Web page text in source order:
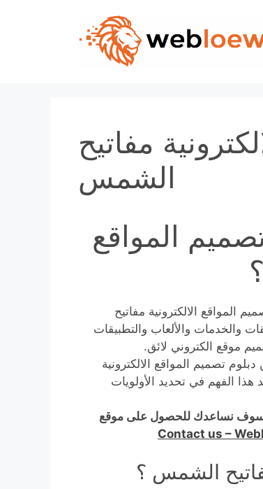
مفاتيح
الشمس
المواقع
المواقع الالكترونية مفاتيح
والخدمات والألعاب والتطبيقات
موقع الكتروني لائق.
تصميم المواقع الالكترونية
الفهم في تحديد الأولويات
سوف نساعدك للحصول على موقع
Contact us –
الشمس ؟